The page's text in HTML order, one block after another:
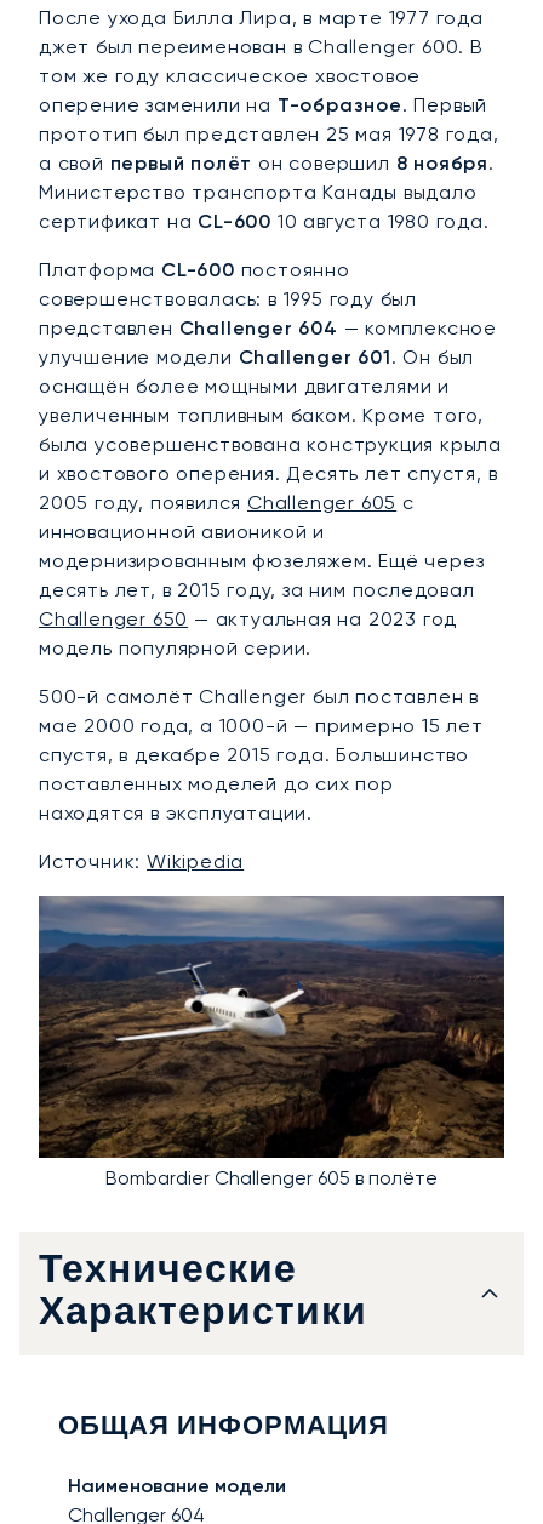
После ухода Билла Лира, в марте 1977 года
джет был переименован в Challenger 600. В
том же году классическое хвостовое
оперение заменили на Т-образное. Первый
прототип был представлен 25 мая 1978 года,
а свой первый полёт он совершил 8 ноября.
Министерство транспорта Канады выдало
сертификат на CL-600 10 августа 1980 года.
Платформа CL-600 постоянно
совершенствовалась: в 1995 году был
представлен Challenger 604 — комплексное
улучшение модели Challenger 601. Он был
оснащён более мощными двигателями и
увеличенным топливным баком. Кроме того,
была усовершенствована конструкция крыла
и хвостового оперения. Десять лет спустя, в
2005 году, появилсяChallenger 605 с
инновационной авионикой и
модернизированным фюзеляжем. Ещё через
десять лет, в 2015 году, за ним последовал
Challenger 650 — актуальная на 2023 год
модель популярной серии.
500-й самолёт Challenger был поставлен в
мае 2000 года, а 1000-й — примерно 15 лет
спустя, в декабре 2015 года. Большинство
поставленных моделей до сих пор
находятся в эксплуатации.
Источник:Wikipedia
Bombardier Challenger 605 в полёте
Технические
Характеристики
ОБЩАЯ ИНФОРМАЦИЯ
Наименование модели
Challenger 604